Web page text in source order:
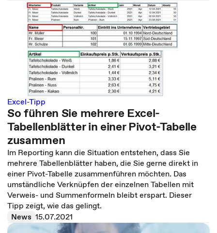
Excel-Tipp
So führen Sie mehrere Excel-
Tabellenblätter in einer Pivot-Tabelle
zusammen
Im Reporting kann die Situation entstehen, dass Sie
mehrere Tabellenblätter haben, die Sie gerne direkt in
einer Pivot-Tabelle zusammenführen möchten. Das
umständliche Verknüpfen der einzelnen Tabellen mit
Verweis- und Summenformeln bleibt erspart. Dieser
Tipp zeigt, wie das gelingt.
News 15.07.2021